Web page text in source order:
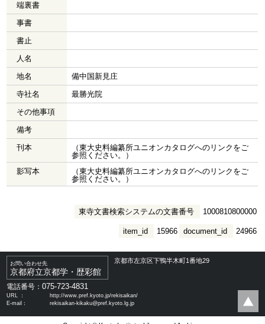
端裏書
事書
書止
人名
地名
備中国新見庄
寺社名
最勝光院
その他事項
備考
刊本
（東大史料編纂所ユニオンカタログへのリンクをご
参照ください。）
影写本
（東大史料編纂所ユニオンカタログへのリンクをご
参照ください。）
東寺文書検索システムの文書番号 1000810800000
document_id 24966
item_id 15966
お問い合わせ先
京都府立京都学・歴彩館
京都市左京区下鴨半木町1番地29
電話番号：075-723-4831
URL ：
http://www.pref.kyoto.jp/rekisaikan/
E-mail：
rekisaikan-kikaku@pref.kyoto.lg.jp